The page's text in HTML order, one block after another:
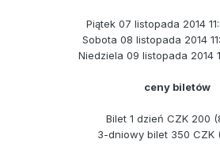
Piątek 07 listopada 2014
Sobota 08 listopada 2014
Niedziela 09 listopada 2014
ceny biletów
Bilet 1 dzień CZK 200
3-dniowy bilet 350 CZK